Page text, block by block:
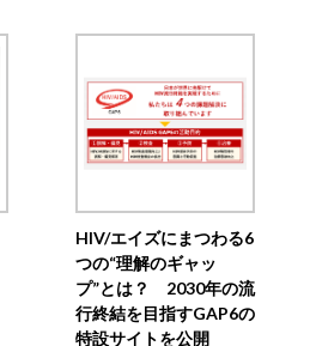
HIV/エイズにまつわる6
つの“理解のギャッ
プ”とは？ 2030年の流
行終結を目指すGAP6の
特設サイトを公開